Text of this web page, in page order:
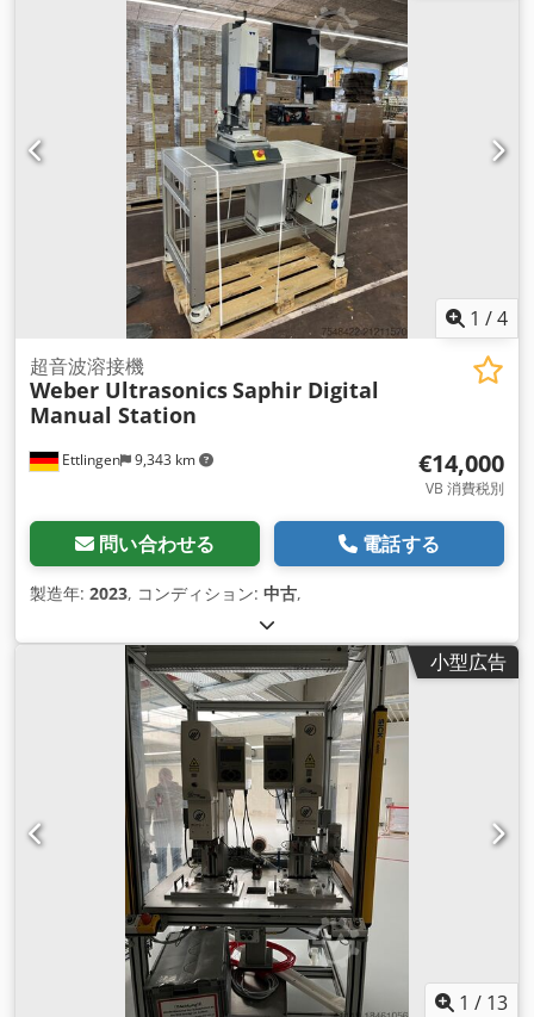
1 /4
Ettlingen 9,343 km
超音波溶接機
Weber UltrasonicsSaphir Digital
Manual Station
€14,000
VB 消費税別
問い合わせる 電話する
製造年: 2023, コンディション: 中古,
小型広告
1 / 13